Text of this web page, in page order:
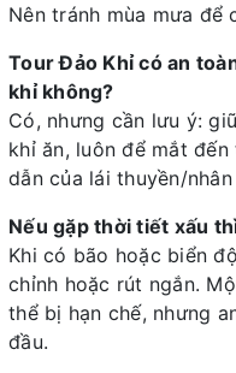
Nên tránh mùa mưa để
Tour Đảo Khỉ có an
khỉ không?
Có, nhưng cần lưu ý:
khỉ ăn, luôn để mắt
dẫn của lái thuyền/
Nếu gặp thời tiết xấu
Khi có bão hoặc biển
chỉnh hoặc rút ngắn.
thể bị hạn chế, nhưng
đầu.